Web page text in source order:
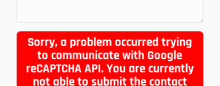
Sorry, a problem occurred trying
to communicate with Google
reCAPTCHA API. You are currently
not able to submit the contact